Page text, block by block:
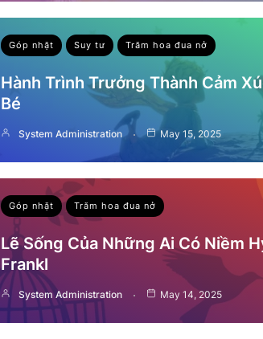
Góp nhặt Suy tư Trăm hoa đua nở
Hành Trình Trưởng Thành Cảm
Bé
System Administration May 15, 2025
Góp nhặt Trăm hoa đua nở
Lẽ Sống Của Những Ai Có Niềm
Frankl
System Administration May 14, 2025